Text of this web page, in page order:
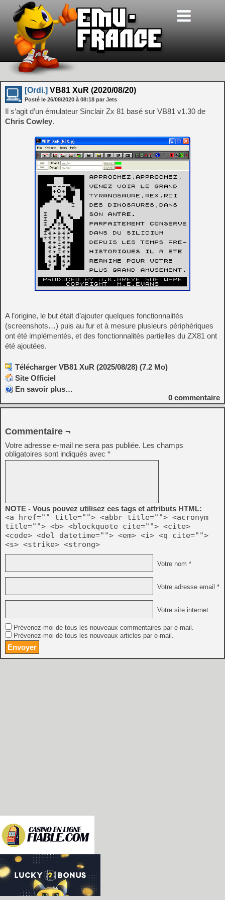
[Ordi.] VB81 XuR (2020/08/20)
Posté le 26/08/2020 à 08:18 par Jets
Il s’agit d’un émulateur Sinclair Zx 81 basé sur VB81 v1.30 de
Chris Cowley.
A l’origine, le but était d’ajouter quelques fonctionnalités
(screenshots…) puis au fur et à mesure plusieurs périphériques
ont été implémentés, et des fonctionnalités partielles du ZX81 ont
été ajoutées.
Télécharger VB81 XuR (2025/08/28) (7.2 Mo)
Site Officiel
En savoir plus…
0 commentaire
Commentaire ¬
Votre adresse e-mail ne sera pas publiée. Les champs
obligatoires sont indiqués avec *
NOTE - Vous pouvez utilisez ces tags et attributs HTML:
<a href="" title=""> <abbr title=""> <acronym
title=""> <b> <blockquote cite=""> <cite>
<code> <del datetime=""> <em> <i> <q cite="">
<s> <strike> <strong>
Votre nom *
Votre adresse email *
Votre site internet
Prévenez-moi de tous les nouveaux commentaires par e-mail.
Prévenez-moi de tous les nouveaux articles par e-mail.